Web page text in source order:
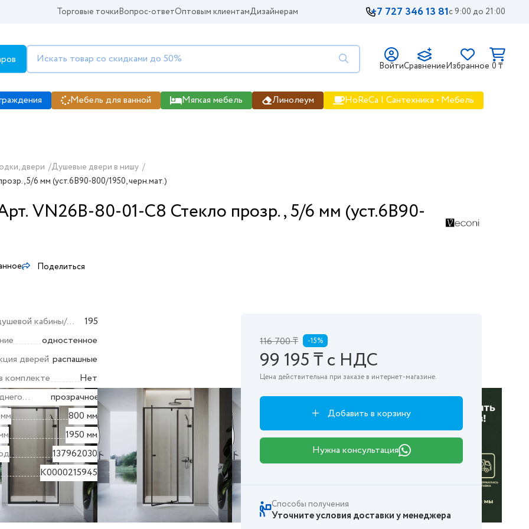
Торговые точкиВопрос-ответОптовым клиентамДизайнерам +7 727 346 13 81с 9:00 до 21:00
ВойтиСравнениеИзбранное 0 ₸
Мебель для ванной Мягкая мебель Линолеум HoReCa | Сантехника • Мебель
двери /Душевые двери в нишу /
5/6 мм (уст.6B90-800/1950, черн.мат.)
VN26B-80-01-C8 Стекло прозр., 5/6 мм (уст.6B90-
Поделиться
кабины/
(мм)
195
одностенное
дверей распашные
комплекте
Нет
прозрачное
800 мм
1950 мм
137962030
K0000215945
116 700 ₸ -15%
99 195 ₸ с НДС
Цена действительна при заказе в интернет-магазине.
Добавить в корзину
Нужна консультация
Способы получения
Уточните условия доставки у менеджера